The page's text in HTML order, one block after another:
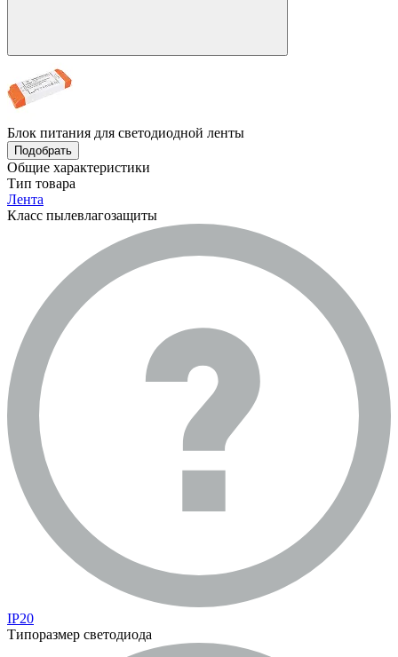
Блок питания для светодиодной ленты
Подобрать
Общие характеристики
Тип товара
Лента
Класс пылевлагозащиты
IP20
Типоразмер светодиода